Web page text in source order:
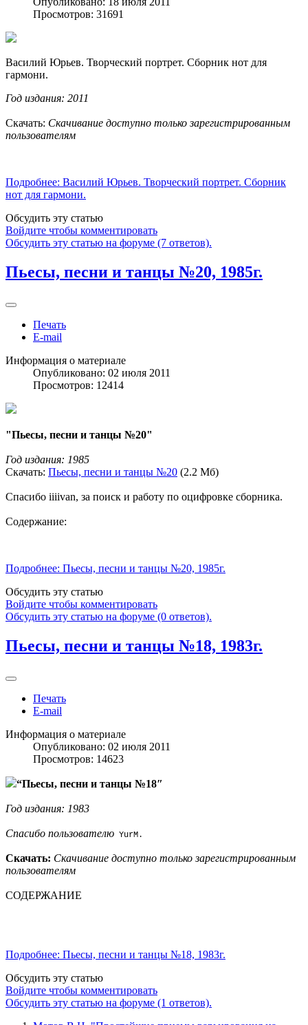
Просмотров: 31691
Василий Юрьев. Творческий портрет. Сборник нот для
гармони.
Год издания: 2011
Скачать: Скачивание доступно только зарегистрированным
пользователям
Подробнее: Василий Юрьев. Творческий портрет. Сборник
нот для гармони.
Обсудить эту статью
Войдите чтобы комментировать
Обсудить эту статью на форуме (7 ответов).
Пьесы, песни и танцы №20, 1985г.
Печать
E-mail
Информация о материале
Опубликовано: 02 июля 2011
Просмотров: 12414
"Пьесы, песни и танцы №20"
Год издания: 1985
Скачать: Пьесы, песни и танцы №20 (2.2 Мб)
Спасибо iiiivan, за поиск и работу по оцифровке сборника.
Содержание:
Подробнее: Пьесы, песни и танцы №20, 1985г.
Обсудить эту статью
Войдите чтобы комментировать
Обсудить эту статью на форуме (0 ответов).
Пьесы, песни и танцы №18, 1983г.
Печать
E-mail
Информация о материале
Опубликовано: 02 июля 2011
Просмотров: 14623
“Пьесы, песни и танцы №18″
Год издания: 1983
Спасибо пользователю YurM.
Скачать: Скачивание доступно только зарегистрированным
пользователям
СОДЕРЖАНИЕ
Подробнее: Пьесы, песни и танцы №18, 1983г.
Обсудить эту статью
Войдите чтобы комментировать
Обсудить эту статью на форуме (1 ответов).